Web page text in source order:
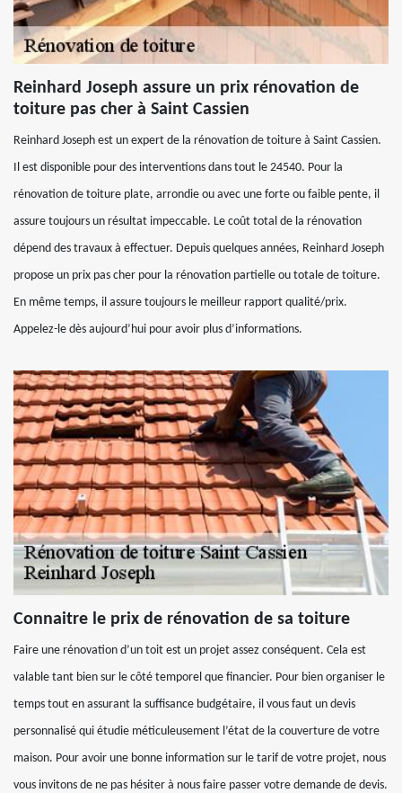
Reinhard Joseph assure un prix rénovation de
toiture pas cher à Saint Cassien
Reinhard Joseph est un expert de la rénovation de toiture à Saint Cassien.
Il est disponible pour des interventions dans tout le 24540. Pour la
rénovation de toiture plate, arrondie ou avec une forte ou faible pente, il
assure toujours un résultat impeccable. Le coût total de la rénovation
dépend des travaux à effectuer. Depuis quelques années, Reinhard Joseph
propose un prix pas cher pour la rénovation partielle ou totale de toiture.
En même temps, il assure toujours le meilleur rapport qualité/prix.
Appelez-le dès aujourd’hui pour avoir plus d’informations.
Connaitre le prix de rénovation de sa toiture
Faire une rénovation d’un toit est un projet assez conséquent. Cela est
valable tant bien sur le côté temporel que financier. Pour bien organiser le
temps tout en assurant la suffisance budgétaire, il vous faut un devis
personnalisé qui étudie méticuleusement l’état de la couverture de votre
maison. Pour avoir une bonne information sur le tarif de votre projet, nous
vous invitons de ne pas hésiter à nous faire passer votre demande de devis.